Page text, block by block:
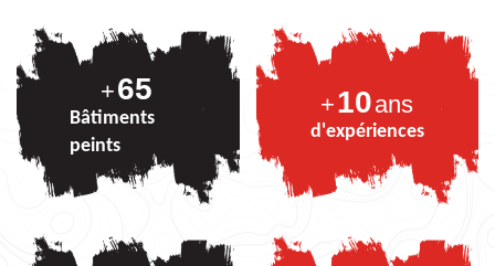
+81
Bâtiments
peints
+10ans
d'expériences